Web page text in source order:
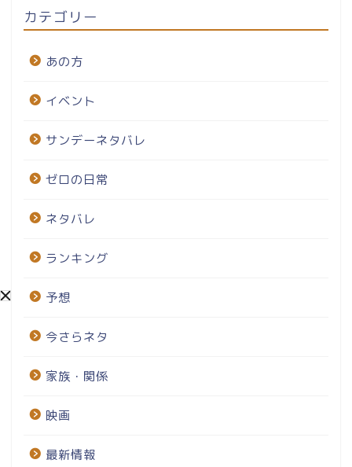
カテゴリー
あの方
イベント
サンデーネタバレ
ゼロの日常
ネタバレ
ランキング
予想
今さらネタ
家族・関係
映画
最新情報